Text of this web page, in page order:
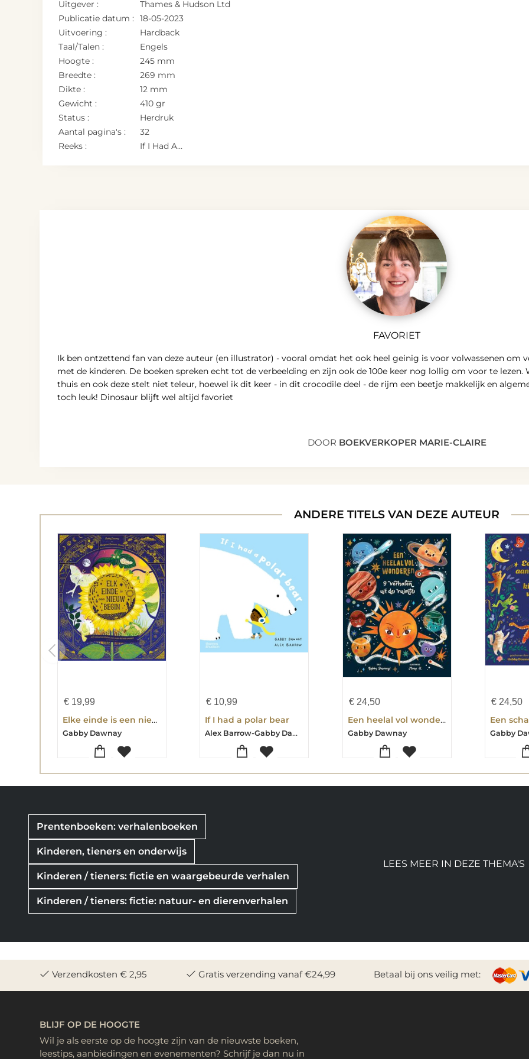
Uitgever :
Thames & Hudson Ltd
Publicatie datum :
18-05-2023
Uitvoering :
Hardback
Taal/Talen :
Engels
Hoogte :
245 mm
Breedte :
269 mm
Dikte :
12 mm
Gewicht :
410 gr
Status :
Herdruk
Aantal pagina's :
32
Reeks :
If I Had A…
FAVORIET
Ik ben ontzettend fan van deze auteur (en illustrator) - vooral omdat het ook heel geinig is voor volwassenen om
met de kinderen. De boeken spreken echt tot de verbeelding en zijn ook de 100e keer nog lollig om voor te
thuis en ook deze stelt niet teleur, hoewel ik dit keer - in dit crocodile deel - de rijm een beetje makkelijk en
toch leuk! Dinosaur blijft wel altijd favoriet
DOOR BOEKVERKOPER MARIE-CLAIRE
ANDERE TITELS VAN DEZE AUTEUR
€ 19,99
Elke einde is een nieuw begin
Gabby Dawnay
€ 10,99
If I had a polar bear
Alex Barrow-Gabby Dawnay
€24,50
Een heelal vol wonderen
Gabby Dawnay
€24,50
Gabby
Prentenboeken: verhalenboeken
Kinderen, tieners en onderwijs
Kinderen / tieners: fictie en waargebeurde verhalen
Kinderen / tieners: fictie: natuur- en dierenverhalen
LEES MEER IN DEZE THEMA'S
Verzendkosten € 2,95 Gratis verzending vanaf €24,99 Betaal bij ons veilig met:
BLIJF OP DE HOOGTE
Wil je als eerste op de hoogte zijn van de nieuwste boeken,
leestips, aanbiedingen en evenementen? Schrijf je dan nu in